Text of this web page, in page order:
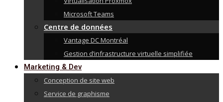
Microsoft Teams
Centre de données
Vantage DC Montréal
Gestion d’infrastructure virtuelle simplifiée
Marketing & Dev
Conception de site web
Service de graphisme